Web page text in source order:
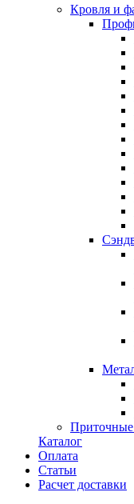
Кровля и
Приточные
Каталог
Оплата
Статьи
Расчет доставки